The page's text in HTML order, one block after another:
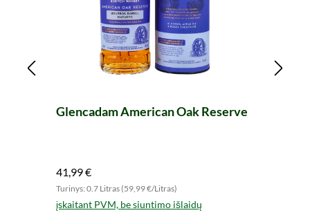
Glencadam American Oak Reserve
41,99 €
Turinys: 0.7 Litras (59,99 €/Litras)
įskaitant PVM, be siuntimo išlaidų